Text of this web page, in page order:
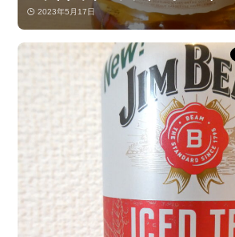
2023年5月17日